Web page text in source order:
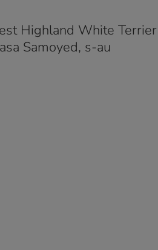
Highland White Terrier
Samoyed, s-au